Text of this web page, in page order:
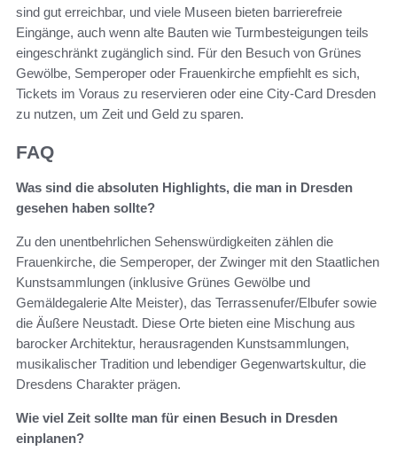
sind gut erreichbar, und viele Museen bieten barrierefreie
Eingänge, auch wenn alte Bauten wie Turmbesteigungen teils
eingeschränkt zugänglich sind. Für den Besuch von Grünes
Gewölbe, Semperoper oder Frauenkirche empfiehlt es sich,
Tickets im Voraus zu reservieren oder eine City-Card Dresden
zu nutzen, um Zeit und Geld zu sparen.
FAQ
Was sind die absoluten Highlights, die man in Dresden
gesehen haben sollte?
Zu den unentbehrlichen Sehenswürdigkeiten zählen die
Frauenkirche, die Semperoper, der Zwinger mit den Staatlichen
Kunstsammlungen (inklusive Grünes Gewölbe und
Gemäldegalerie Alte Meister), das Terrassenufer/Elbufer sowie
die Äußere Neustadt. Diese Orte bieten eine Mischung aus
barocker Architektur, herausragenden Kunstsammlungen,
musikalischer Tradition und lebendiger Gegenwartskultur, die
Dresdens Charakter prägen.
Wie viel Zeit sollte man für einen Besuch in Dresden
einplanen?